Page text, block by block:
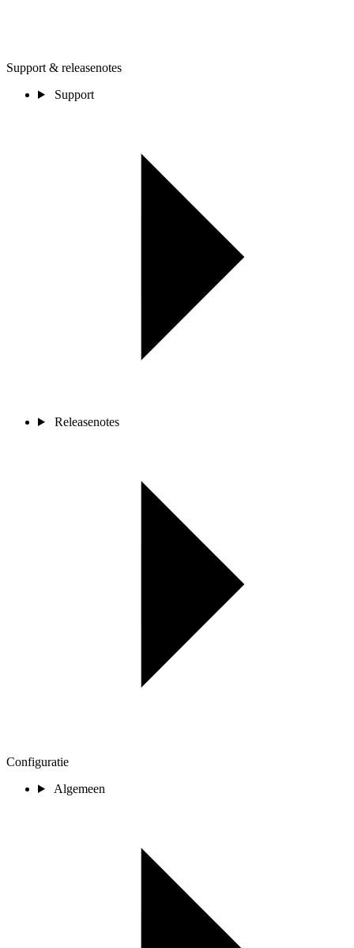
Support & releasenotes
Support
Releasenotes
Configuratie
Algemeen